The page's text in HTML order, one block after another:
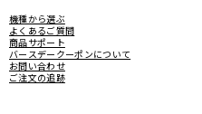
機種から選ぶ
よくあるご質問
商品サポート
バースデークーポンについて
お問い合わせ
ご注文の追跡